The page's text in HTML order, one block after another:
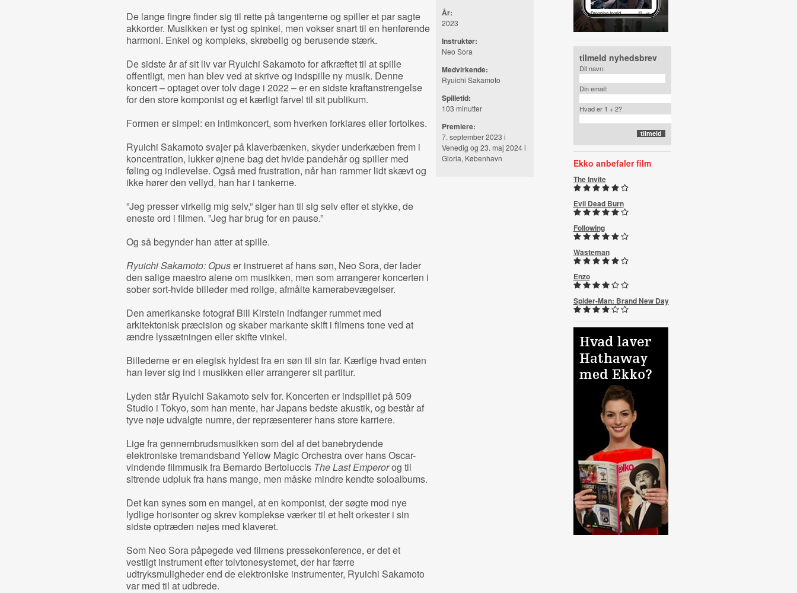
De lange fingre finder sig til rette på tangenterne og spiller et par sagte
akkorder. Musikken er tyst og spinkel, men vokser snart til en henførende
harmoni. Enkel og kompleks, skrøbelig og berusende stærk.
De sidste år af sit liv var Ryuichi Sakamoto for afkræftet til at spille
offentligt, men han blev ved at skrive og indspille ny musik. Denne
koncert – optaget over tolv dage i 2022 – er en sidste kraftanstrengelse
for den store komponist og et kærligt farvel til sit publikum.
Formen er simpel: en intimkoncert, som hverken forklares eller fortolkes.
Ryuichi Sakamoto svajer på klaverbænken, skyder underkæben frem i
koncentration, lukker øjnene bag det hvide pandehår og spiller med
føling og indlevelse. Også med frustration, når han rammer lidt skævt og
ikke hører den vellyd, han har i tankerne.
”Jeg presser virkelig mig selv,” siger han til sig selv efter et stykke, de
eneste ord i filmen. ”Jeg har brug for en pause.”
Og så begynder han atter at spille.
Ryuichi Sakamoto: Opuser instrueret af hans søn, Neo Sora, der lader
den salige maestro alene om musikken, men som arrangerer koncerten i
sober sort-hvide billeder med rolige, afmålte kamerabevægelser.
Den amerikanske fotograf Bill Kirstein indfanger rummet med
arkitektonisk præcision og skaber markante skift i filmens tone ved at
ændre lyssætningen eller skifte vinkel.
Billederne er en elegisk hyldest fra en søn til sin far. Kærlige hvad enten
han lever sig ind i musikken eller arrangerer sit partitur.
Lyden står Ryuichi Sakamoto selv for. Koncerten er indspillet på 509
Studio i Tokyo, som han mente, har Japans bedste akustik, og består af
tyve nøje udvalgte numre, der repræsenterer hans store karriere.
Lige fra gennembrudsmusikken som del af det banebrydende
elektroniske tremandsband Yellow Magic Orchestra over hans Oscar-
vindende filmmusik fra Bernardo Bertoluccis The Last Emperorog til
sitrende udpluk fra hans mange, men måske mindre kendte soloalbums.
Det kan synes som en mangel, at en komponist, der søgte mod nye
lydlige horisonter og skrev komplekse værker til et helt orkester i sin
sidste optræden nøjes med klaveret.
Som Neo Sora påpegede ved filmens pressekonference, er det et
vestligt instrument efter tolvtonesystemet, der har færre
udtryksmuligheder end de elektroniske instrumenter, Ryuichi Sakamoto
var med til at udbrede.
År:
2023
Instruktør:
Neo Sora
Medvirkende:
Ryuichi Sakamoto
Spilletid:
103 minutter
Premiere:
7. september 2023 i
Venedig og 23. maj 2024 i
Gloria, København
tilmeld nyhedsbrev
Dit navn:
Din email:
Hvad er 1 + 2?
Ekko anbefaler film
The Invite
Evil Dead Burn
Following
Wasteman
Enzo
Spider-Man: Brand New Day